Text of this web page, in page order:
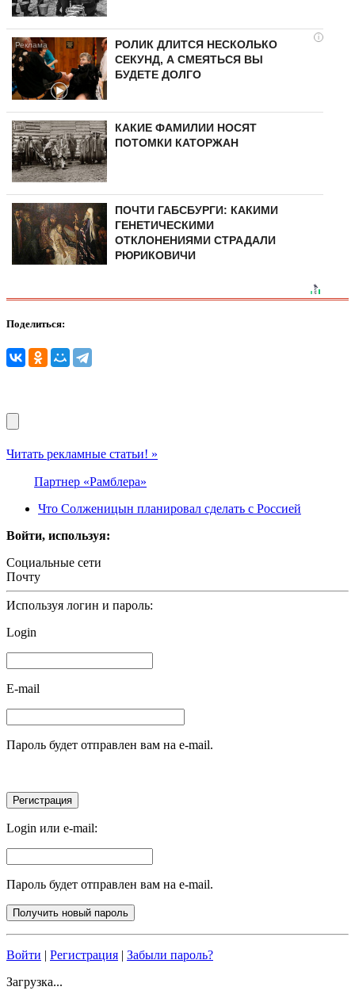
i
РОЛИК ДЛИТСЯ НЕСКОЛЬКО
СЕКУНД, А СМЕЯТЬСЯ ВЫ
БУДЕТЕ ДОЛГО
КАКИЕ ФАМИЛИИ НОСЯТ
ПОТОМКИ КАТОРЖАН
ПОЧТИ ГАБСБУРГИ: КАКИМИ
ГЕНЕТИЧЕСКИМИ
ОТКЛОНЕНИЯМИ СТРАДАЛИ
РЮРИКОВИЧИ
Поделиться:
Читать рекламные статьи! »
Партнер «Рамблера»
Что Солженицын планировал сделать с Россией
Войти, используя:
Социальные сети
Почту
Используя логин и пароль:
Login
E-mail
Пароль будет отправлен вам на e-mail.
Login или e-mail:
Пароль будет отправлен вам на e-mail.
Войти | Регистрация | Забыли пароль?
Загрузка...